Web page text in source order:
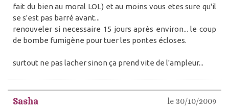
fait du bien au moral LOL) et au moins vous etes sure qu'il
se s'est pas barré avant...
renouveler si necessaire 15 jours après environ... le coup
de bombe fumigène pour tuer les pontes écloses.
surtout ne pas lacher sinon ça prend vite de l'ampleur...
Sasha le 30/10/2009